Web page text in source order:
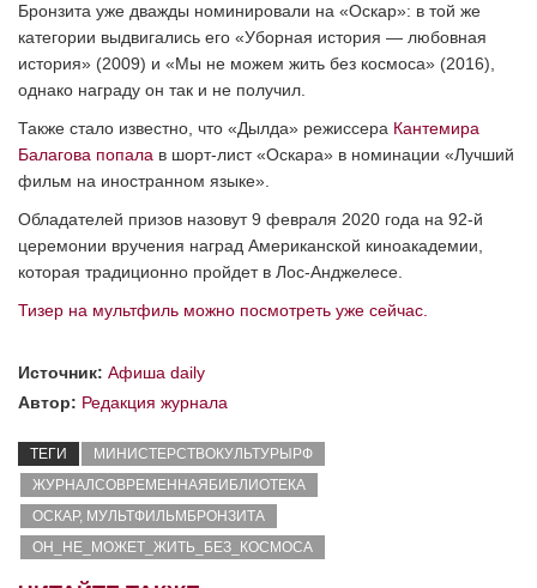
Бронзита уже дважды номинировали на «Оскар»: в той же
категории выдвигались его «Уборная история — любовная
история» (2009) и «Мы не можем жить без космоса» (2016),
однако награду он так и не получил.
Также стало известно, что «Дылда» режиссера Кантемира
Балагова попала в шорт-лист «Оскара» в номинации «Лучший
фильм на иностранном языке».
Обладателей призов назовут 9 февраля 2020 года на 92-й
церемонии вручения наград Американской киноакадемии,
которая традиционно пройдет в Лос-Анджелесе.
Тизер на мультфиль можно посмотреть уже сейчас.
Источник: Афиша daily
Автор: Редакция журнала
ТЕГИ
МИНИСТЕРСТВОКУЛЬТУРЫРФ
ЖУРНАЛСОВРЕМЕННАЯБИБЛИОТЕКА
ОСКАР, МУЛЬТФИЛЬМБРОНЗИТА
ОН_НЕ_МОЖЕТ_ЖИТЬ_БЕЗ_КОСМОСА